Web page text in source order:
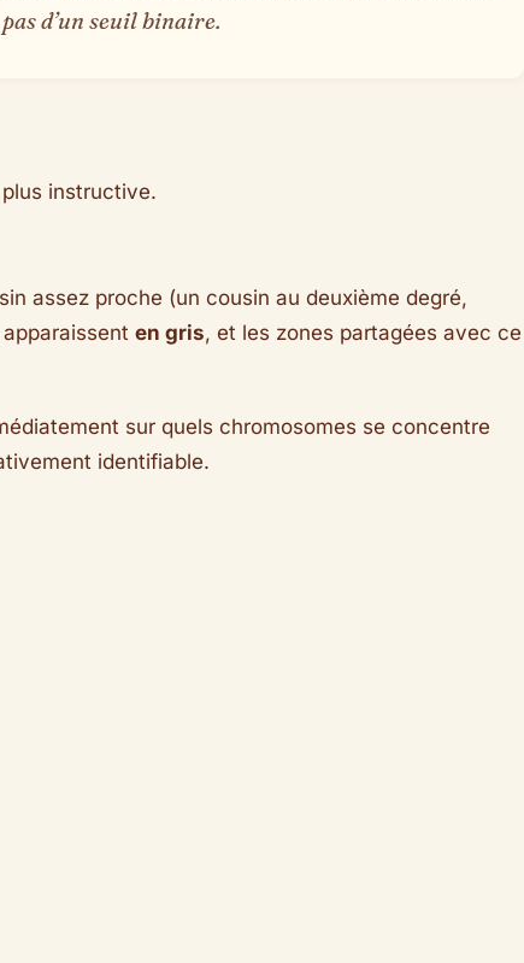
d’un seuil binaire.
instructive.
assez proche (un cousin au deuxième degré,
en gris, et les zones partagées avec ce
sur quels chromosomes se concentre
identifiable.